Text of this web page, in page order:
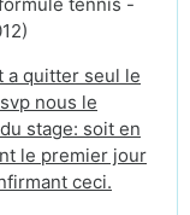
a quitter seul le
nous le
stage: soit en
le premier jour
ceci.